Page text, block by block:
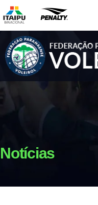
Notícias